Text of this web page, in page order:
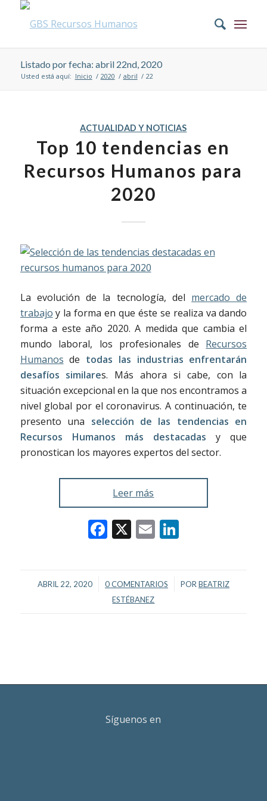
Listado por fecha: abril 22nd, 2020
Usted está aquí: Inicio / 2020 / abril / 22
ACTUALIDAD Y NOTICIAS
Top 10 tendencias en
Recursos Humanos para
2020
La evolución de la tecnología, del mercado de
trabajo y la forma en que éste se realiza va dando
forma a este año 2020. A medida que cambia el
mundo laboral, los profesionales de Recursos
Humanos de todas las industrias enfrentarán
desafíos similares. Más ahora si cabe, con la
situación excepcional en la que nos encontramos a
nivel global por el coronavirus. A continuación, te
presento una selección de las tendencias en
Recursos Humanos más destacadas y que
pronostican los mayores expertos del sector.
Leer más
Facebook
X EmailLinkedIn
ABRIL 22, 2020
/ 0 COMENTARIOS
/ POR BEATRIZ
ESTÉBANEZ
Síguenos en